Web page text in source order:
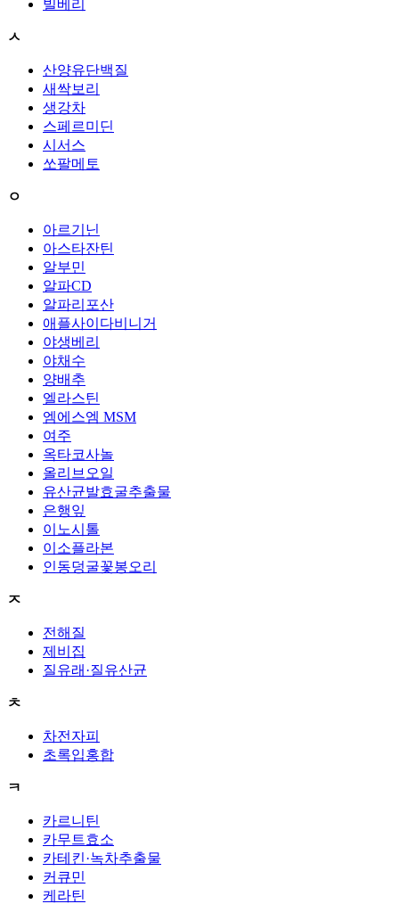
빌베리
ㅅ
산양유단백질
새싹보리
생강차
스페르미딘
시서스
쏘팔메토
ㅇ
아르기닌
아스타잔틴
알부민
알파CD
알파리포산
애플사이다비니거
야생베리
야채수
양배추
엘라스틴
엠에스엠 MSM
여주
옥타코사놀
올리브오일
유산균발효굴추출물
은행잎
이노시톨
이소플라본
인동덩굴꽃봉오리
ㅈ
전해질
제비집
질유래·질유산균
ㅊ
차전자피
초록입홍합
ㅋ
카르니틴
카무트효소
카테킨·녹차추출물
커큐민
케라틴